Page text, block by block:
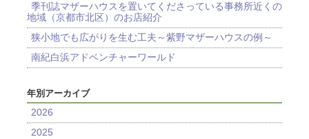
季刊誌マザーハウスを置いてくださっている事務所近くの
地域（京都市北区）のお店紹介
狭小地でも広がりを生む工夫～紫野マザーハウスの例～
南紀白浜アドベンチャーワールド
年別アーカイブ
2026
2025